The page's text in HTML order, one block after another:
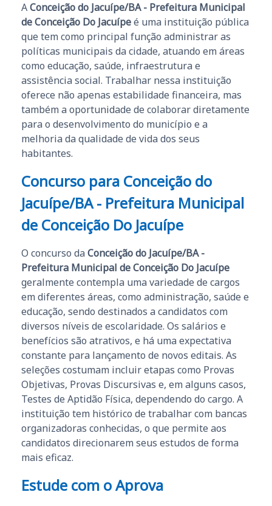
AConceição do Jacuípe/BA - Prefeitura Municipal
de Conceição Do Jacuípeé uma instituição pública
que tem como principal função administrar as
políticas municipais da cidade, atuando em áreas
como educação, saúde, infraestrutura e
assistência social. Trabalhar nessa instituição
oferece não apenas estabilidade financeira, mas
também a oportunidade de colaborar diretamente
para o desenvolvimento do município e a
melhoria da qualidade de vida dos seus
habitantes.
Concurso para Conceição do
Jacuípe/BA - Prefeitura Municipal
de Conceição Do Jacuípe
O concurso da Conceição do Jacuípe/BA -
Prefeitura Municipal de Conceição Do Jacuípe
geralmente contempla uma variedade de cargos
em diferentes áreas, como administração, saúde e
educação, sendo destinados a candidatos com
diversos níveis de escolaridade. Os salários e
benefícios são atrativos, e há uma expectativa
constante para lançamento de novos editais. As
seleções costumam incluir etapas como Provas
Objetivas, Provas Discursivas e, em alguns casos,
Testes de Aptidão Física, dependendo do cargo. A
instituição tem histórico de trabalhar com bancas
organizadoras conhecidas, o que permite aos
candidatos direcionarem seus estudos de forma
mais eficaz.
Estude com o Aprova